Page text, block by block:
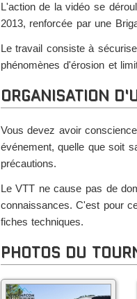
L'action de la vidéo se
2013, renforcée par une
Le travail consiste à
phénomènes d'érosion et
ORGANISATION
Vous devez avoir
événement, quelle que soit
précautions.
Le VTT ne cause pas de
connaissances. C'est pour
fiches techniques.
PHOTOS DU